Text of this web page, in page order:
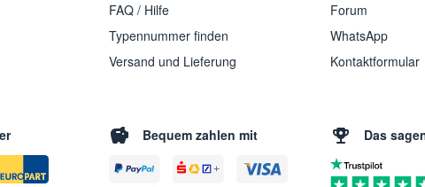
FAQ / Hilfe
Typennummer finden
Versand und Lieferung
Forum
WhatsApp
Kontaktformular
Bequem zahlen mit Das